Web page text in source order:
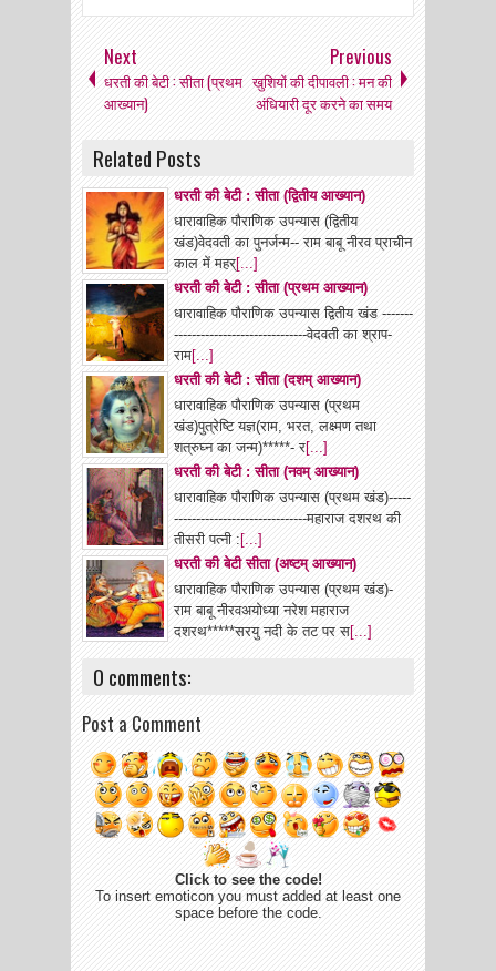
Next
धरती की बेटी : सीता (प्रथम
आख्यान)
Previous
खुशियों की दीपावली : मन की
अंधियारी दूर करने का समय
Related Posts
धरती की बेटी : सीता (द्वितीय आख्यान)
धारावाहिक पौराणिक उपन्यास (द्वितीय
खंड)वेदवती का पुनर्जन्म-- राम बाबू नीरव प्राचीन
काल में महर्[...]
धरती की बेटी : सीता (प्रथम आख्यान)
धारावाहिक पौराणिक उपन्यास द्वितीय खंड -------
------------------------------वेदवती का श्राप-
राम[...]
धरती की बेटी : सीता (दशम् आख्यान)
धारावाहिक पौराणिक उपन्यास (प्रथम
खंड)पुत्रेष्टि यज्ञ(राम, भरत, लक्ष्मण तथा
शत्रुघ्न का जन्म)*****- र[...]
धरती की बेटी : सीता (नवम् आख्यान)
धारावाहिक पौराणिक उपन्यास (प्रथम खंड)-----
------------------------------महाराज दशरथ की
तीसरी पत्नी : [...]
धरती की बेटी सीता (अष्टम् आख्यान)
धारावाहिक पौराणिक उपन्यास (प्रथम खंड)-
राम बाबू नीरवअयोध्या नरेश महाराज
दशरथ*****सरयु नदी के तट पर स[...]
0 comments:
Post a Comment
Click to see the code!
To insert emoticon you must added at least one
space before the code.